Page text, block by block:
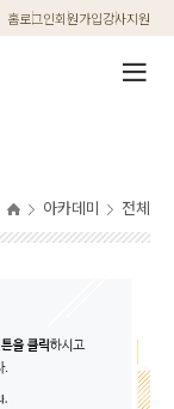
홈로그인회원가입강사지원
아카데미 전체